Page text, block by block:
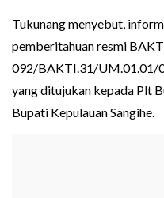
Tukunang menyebut,
pemberitahuan resmi
092/BAKTI.31/UM.01.01/
yang ditujukan kepada Plt
Bupati Kepulauan Sangihe.